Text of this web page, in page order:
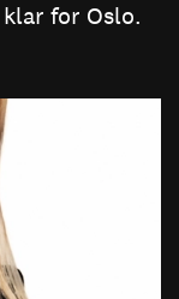
for Oslo.